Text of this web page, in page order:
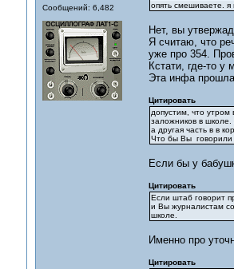
Сообщений: 6,482
опять смешиваете. я
Нет, вы
Я считаю, что
уже про 354.
Кстати, где-то у
Эта инфа
Цитировать
допустим, что утром
заложников в школе.
а другая часть в в
Что бы Вы говорили
Если бы у
Цитировать
Если штаб говорит
и Вы журналистам
школе.
Именно про
Цитировать